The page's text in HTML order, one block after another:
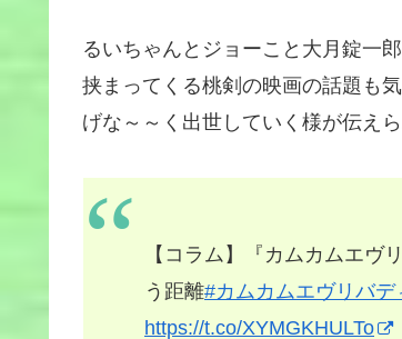
るいちゃんとジョーこと大月錠一
挟まってくる桃剣の映画の話題も
げな～～く出世していく様が伝え
【コラム】『カムカムエ
う距離#カムカムエヴリバデ
https://t.co/XYMGKHULTo